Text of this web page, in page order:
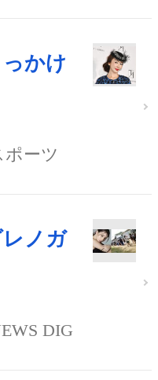
かけ
ポーツ
ノガ
DIG